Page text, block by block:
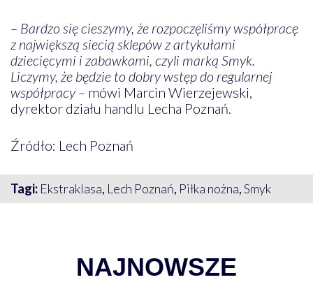
– Bardzo się cieszymy, że rozpoczęliśmy współpracę
z największą siecią sklepów z artykułami
dziecięcymi i zabawkami, czyli marką Smyk.
Liczymy, że będzie to dobry wstęp do regularnej
współpracy – mówi Marcin Wierzejewski,
dyrektor działu handlu Lecha Poznań.
Źródło: Lech Poznań
Tagi: Ekstraklasa, Lech Poznań, Piłka nożna,Smyk
NAJNOWSZE